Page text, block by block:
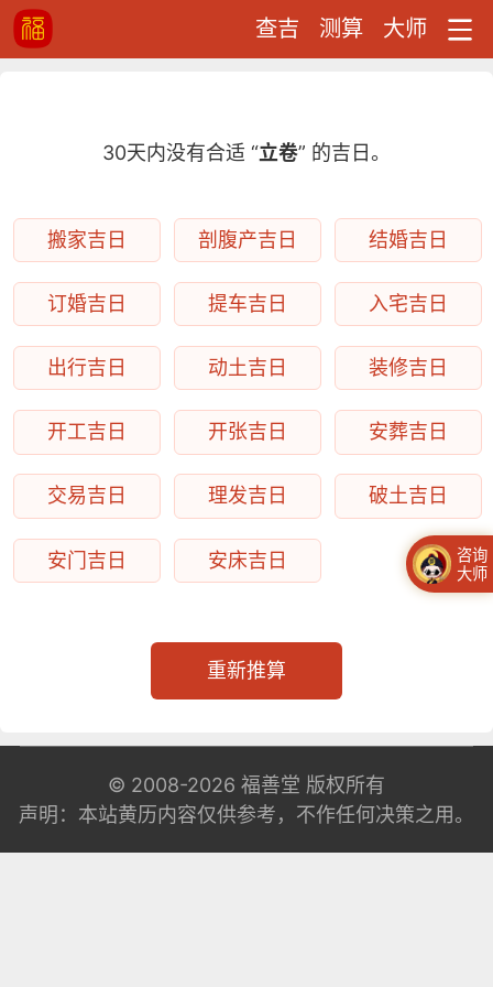
查吉 测算 大师
30天内没有合适 “立卷” 的吉日。
搬家吉日 剖腹产吉日 结婚吉日
订婚吉日 提车吉日 入宅吉日
出行吉日 动土吉日 装修吉日
开工吉日 开张吉日 安葬吉日
交易吉日 理发吉日 破土吉日
安门吉日 安床吉日
重新推算
© 2008-2026 福善堂 版权所有
声明：本站黄历内容仅供参考，不作任何决策之用。
咨询
大师